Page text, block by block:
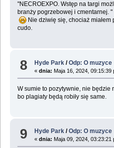
"NECROEXPO. Wstęp na targi
branży pogrzebowej i cmentarnej. "
Nie dziwię się, chociaż miałem
cudo.
8 Hyde Park /Odp: O muzyce
«dnia: Maja 16, 2024, 09:15:39
W sumie to pozytywnie, nie będzie
bo plagiaty będą robiły się same.
9 Hyde Park /Odp: O muzyce
«dnia: Maja 09, 2024, 03:23:21